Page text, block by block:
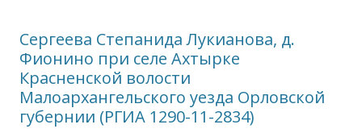
Сергеева Степанида Лукианова, д.
Фионино при селе Ахтырке
Красненской волости
Малоархангельского уезда Орловской
губернии (РГИА 1290-11-2834)